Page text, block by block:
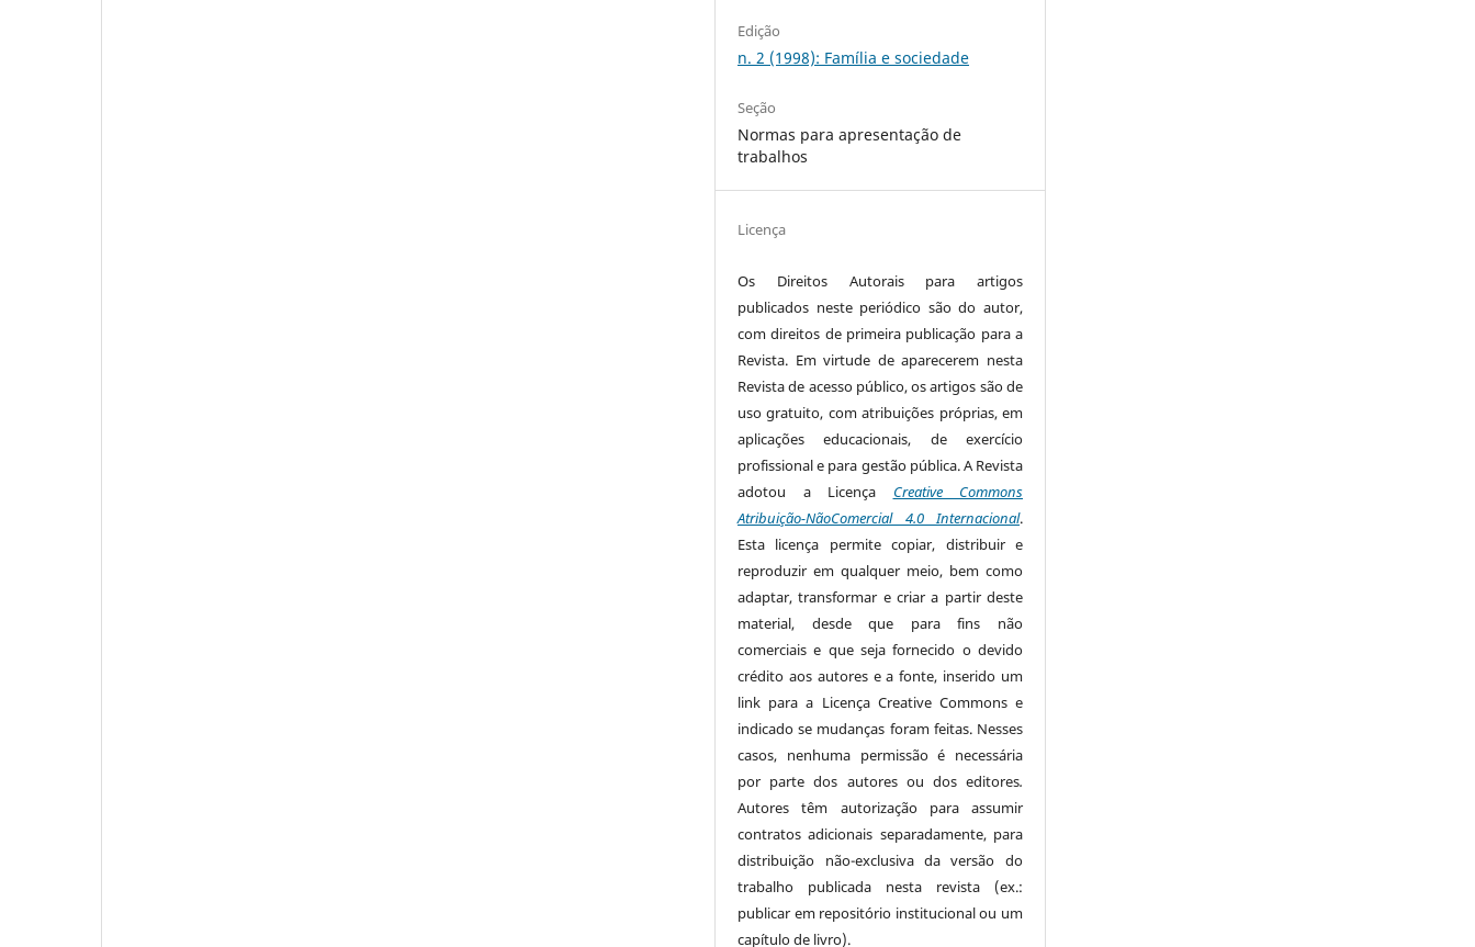
Edição
n. 2 (1998): Família e sociedade
Seção
Normas para apresentação de
trabalhos
Licença
Os Direitos Autorais para artigos
publicados neste periódico são do autor,
com direitos de primeira publicação para a
Revista. Em virtude de aparecerem nesta
Revista de acesso público, os artigos são de
uso gratuito, com atribuições próprias, em
aplicações educacionais, de exercício
profissional e para gestão pública. A Revista
adotou a Licença Creative Commons
Atribuição-NãoComercial 4.0 Internacional.
Esta licença permite copiar, distribuir e
reproduzir em qualquer meio, bem como
adaptar, transformar e criar a partir deste
material, desde que para fins não
comerciais e que seja fornecido o devido
crédito aos autores e a fonte, inserido um
link para a Licença Creative Commons e
indicado se mudanças foram feitas. Nesses
casos, nenhuma permissão é necessária
por parte dos autores ou dos editores.
Autores têm autorização para assumir
contratos adicionais separadamente, para
distribuição não-exclusiva da versão do
trabalho publicada nesta revista (ex.:
publicar em repositório institucional ou um
capítulo de livro).